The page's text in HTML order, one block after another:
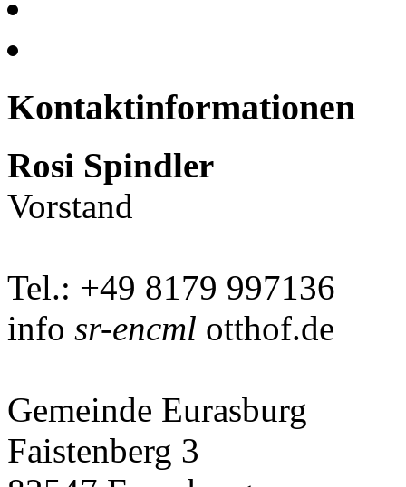
Kontaktinformationen
Rosi Spindler
Vorstand
Tel.: +49 8179 997136
info sr-encml otthof.de
Gemeinde Eurasburg
Faistenberg 3